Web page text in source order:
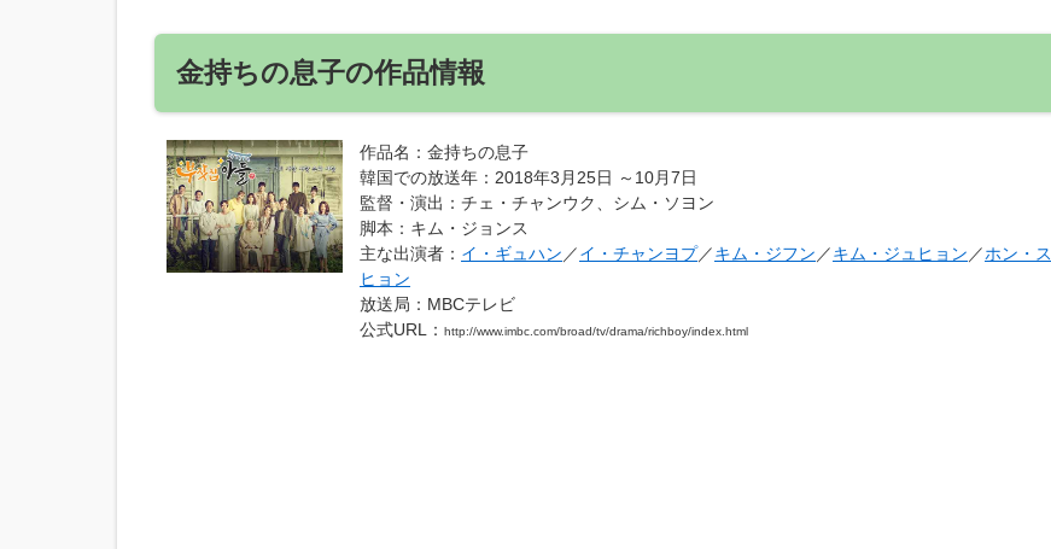
金持ちの息子の作品情報
作品名 ：金持ちの息子
韓国での放送年 ：2018年3月25日 ～10月7日
監督・演出 ：チェ・チャンウク、シム・ソヨン
脚本 ：キム・ジョンス
主な出演者 ： イ・ギュハン ／イ・チャンヨプ／キム・ジフン ／キム・ジュヒョン ／ホン・ス
ヒョン
放送局 ：MBCテレビ
公式URL
： http://www.imbc.com/broad/tv/drama/richboy/index.html